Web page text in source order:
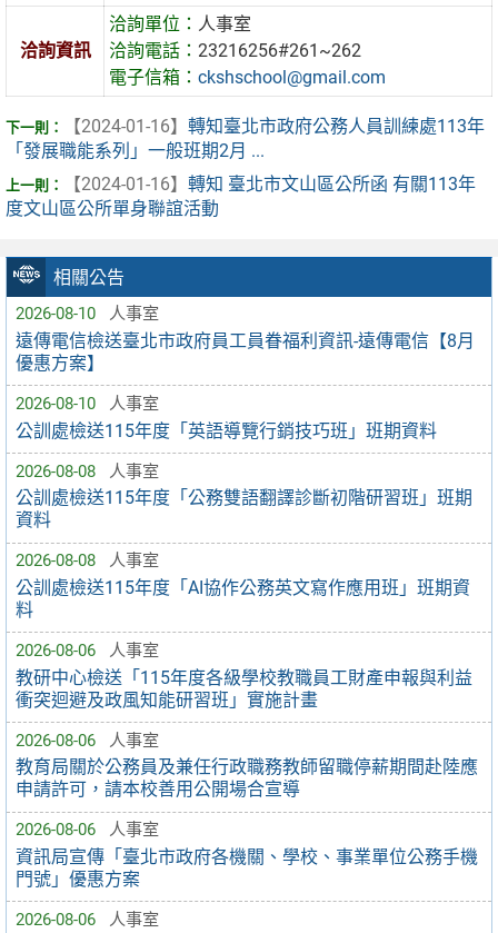
相關公告
2026-08-10 人事室
遠傳電信檢送臺北市政府員工員眷福利資訊-遠傳電信【8月
優惠方案】
2026-08-10 人事室
公訓處檢送115年度「英語導覽行銷技巧班」班期資料
2026-08-08 人事室
公訓處檢送115年度「公務雙語翻譯診斷初階研習班」班期
資料
2026-08-08 人事室
公訓處檢送115年度「AI協作公務英文寫作應用班」班期資
料
2026-08-06 人事室
教研中心檢送「115年度各級學校教職員工財產申報與利益
衝突迴避及政風知能研習班」實施計畫
2026-08-06 人事室
教育局關於公務員及兼任行政職務教師留職停薪期間赴陸應
申請許可，請本校善用公開場合宣導
2026-08-06 人事室
資訊局宣傳「臺北市政府各機關、學校、事業單位公務手機
門號」優惠方案
2026-08-06 人事室
洽詢資訊
洽詢單位： 人事室
洽詢電話：23216256#261~262
電子信箱：ckshschool@gmail.com
【2024-01-16】 轉知臺北市政府公務人員訓練處113年
「發展職能系列」一般班期2月 ...
【2024-01-16】 轉知 臺北市文山區公所函 有關113年
度文山區公所單身聯誼活動